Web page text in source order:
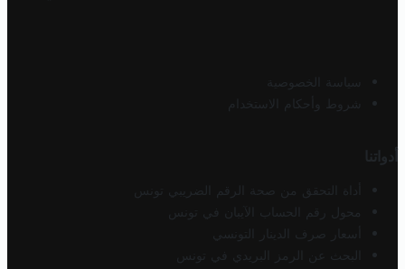
سياسة الخصوصية
شروط وأحكام الاستخدام
أدواتنا
أداة التحقق من صحة الرقم الضريبي تونس
محول رقم الحساب الآيبان في تونس
أسعار صرف الدينار التونسي
البحث عن الرمز البريدي في تونس